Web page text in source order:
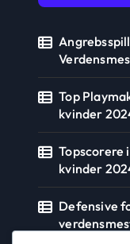
Top
kvinder
Topscorere
kvinder
Defensive